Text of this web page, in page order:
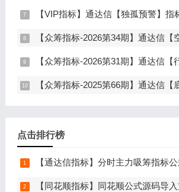
【VIP指标】通达信【独孤预警】指标，副图、选股，码力金矿独创趋势企稳预警
【众筹指标-2026第34期】通达信【空间分歧转一致】指标，主图、副图、选股，中长线波段低吸，分歧后一致量化
【众筹指标-2026第31期】通达信【行业板块联动】指标，主图、选股，精准捕捉板块行情，分清龙头补涨
【众筹指标-2025第66期】通达信【底定三秦】指标，主图、副图、选股，连板龙头低吸精准量化，出票少
点击排行榜
【通达信指标】分时主力吸筹指标公式，分时量中
【同花顺指标】同花顺公式源码导入方